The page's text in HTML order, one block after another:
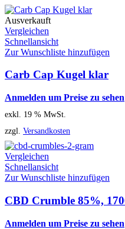
Ausverkauft
Vergleichen
Schnellansicht
Zur Wunschliste hinzufügen
Carb Cap Kugel klar
Anmelden um Preise zu sehen
exkl. 19 % MwSt.
zzgl. Versandkosten
Vergleichen
Schnellansicht
Zur Wunschliste hinzufügen
CBD Crumble 85%,
Anmelden um Preise zu sehen